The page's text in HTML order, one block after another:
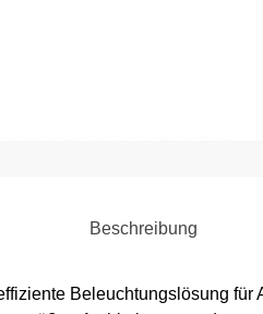
Beschreibung
Beleuchtungslösung